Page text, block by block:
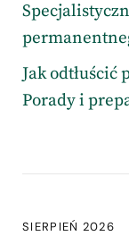
Jak
Porady i
SIERPIEŃ 2026